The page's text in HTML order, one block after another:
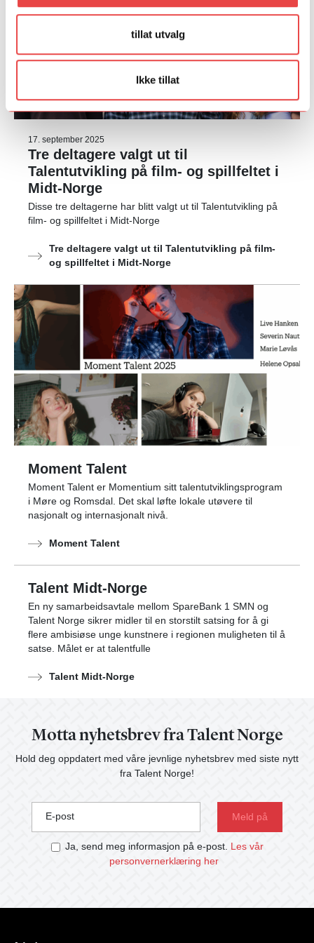
tillat utvalg
Ikke tillat
17. september 2025
Tre deltagere valgt ut til
Talentutvikling på film- og spillfeltet i
Midt-Norge
Disse tre deltagerne har blitt valgt ut til Talentutvikling på
film- og spillfeltet i Midt-Norge
Tre deltagere valgt ut til Talentutvikling på film-
og spillfeltet i Midt-Norge
Moment Talent
Moment Talent er Momentium sitt talentutviklingsprogram
i Møre og Romsdal. Det skal løfte lokale utøvere til
nasjonalt og internasjonalt nivå.
Moment Talent
Talent Midt-Norge
En ny samarbeidsavtale mellom SpareBank 1 SMN og
Talent Norge sikrer midler til en storstilt satsing for å gi
flere ambisiøse unge kunstnere i regionen muligheten til å
satse. Målet er at talentfulle
Talent Midt-Norge
Motta nyhetsbrev fra Talent Norge
Hold deg oppdatert med våre jevnlige nyhetsbrev med siste nytt
fra Talent Norge!
E-post
Ja, send meg informasjon på e-post. Les vår
personvernerklæring her